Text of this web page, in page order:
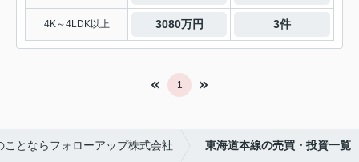
4K～4LDK以上 3080万円 3件
1
ことならフォローアップ株式会社 東海道本線の売買・投資一覧